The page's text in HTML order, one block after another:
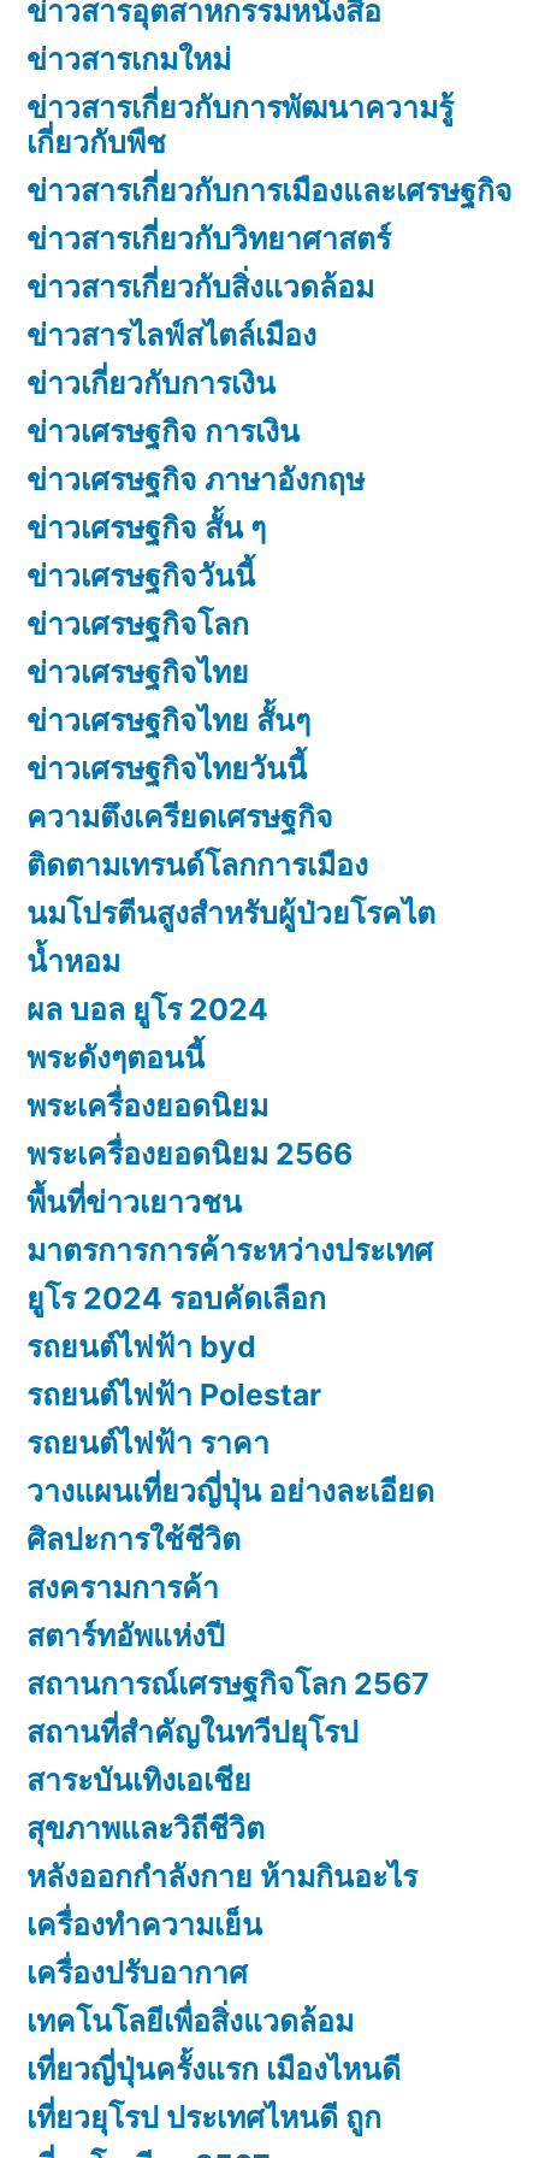
ข่าวสารอุตสาหกรรมหนังสือ
ข่าวสารเกมใหม่
ข่าวสารเกี่ยวกับการพัฒนาความรู้
เกี่ยวกับพืช
ข่าวสารเกี่ยวกับการเมืองและเศรษฐกิจ
ข่าวสารเกี่ยวกับวิทยาศาสตร์
ข่าวสารเกี่ยวกับสิ่งแวดล้อม
ข่าวสารไลฟ์สไตล์เมือง
ข่าวเกี่ยวกับการเงิน
ข่าวเศรษฐกิจ การเงิน
ข่าวเศรษฐกิจ ภาษาอังกฤษ
ข่าวเศรษฐกิจ สั้น ๆ
ข่าวเศรษฐกิจวันนี้
ข่าวเศรษฐกิจโลก
ข่าวเศรษฐกิจไทย
ข่าวเศรษฐกิจไทย สั้นๆ
ข่าวเศรษฐกิจไทยวันนี้
ความตึงเครียดเศรษฐกิจ
ติดตามเทรนด์โลกการเมือง
นมโปรตีนสูงสำหรับผู้ป่วยโรคไต
น้ำหอม
ผล บอล ยูโร 2024
พระดังๆตอนนี้
พระเครื่องยอดนิยม
พระเครื่องยอดนิยม 2566
พื้นที่ข่าวเยาวชน
มาตรการการค้าระหว่างประเทศ
ยูโร 2024 รอบคัดเลือก
รถยนต์ไฟฟ้า byd
รถยนต์ไฟฟ้า Polestar
รถยนต์ไฟฟ้า ราคา
วางแผนเที่ยวญี่ปุ่น อย่างละเอียด
ศิลปะการใช้ชีวิต
สงครามการค้า
สตาร์ทอัพแห่งปี
สถานการณ์เศรษฐกิจโลก 2567
สถานที่สำคัญในทวีปยุโรป
สาระบันเทิงเอเชีย
สุขภาพและวิถีชีวิต
หลังออกกําลังกาย ห้ามกินอะไร
เครื่องทำความเย็น
เครื่องปรับอากาศ
เทคโนโลยีเพื่อสิ่งแวดล้อม
เที่ยวญี่ปุ่นครั้งแรก เมืองไหนดี
เที่ยวยุโรป ประเทศไหนดี ถูก